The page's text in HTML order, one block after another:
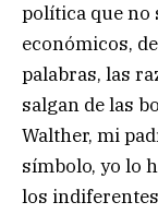
política que no
económicos,
palabras, las
salgan de las
Walther, mi
símbolo, yo lo
los